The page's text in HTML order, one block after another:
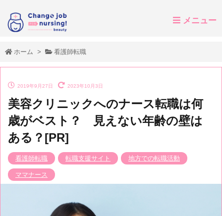
メニュー
ホーム > 看護師転職
2019年9月27日 2023年10月3日
美容クリニックへのナース転職は何
歳がベスト？ 見えない年齢の壁は
ある？[PR]
看護師転職 転職支援サイト 地方での転職活動
ママナース